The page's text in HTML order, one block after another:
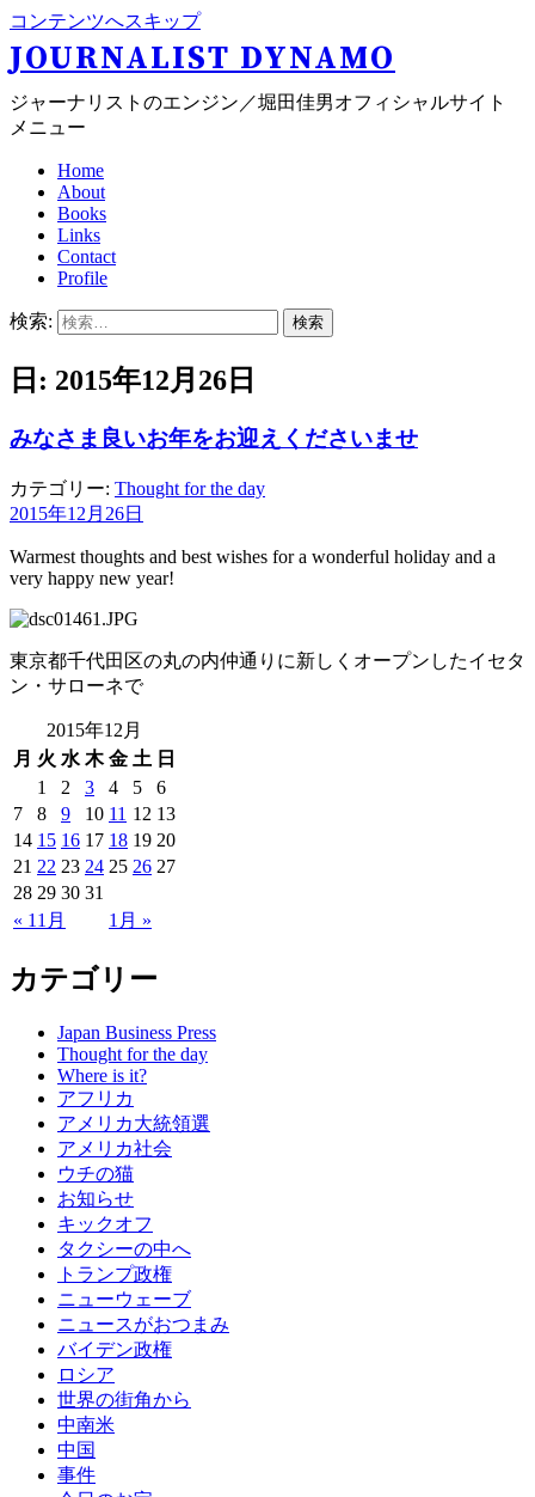
コンテンツへスキップ
JOURNALIST DYNAMO
ジャーナリストのエンジン／堀田佳男オフィシャルサイト
メニュー
Home
About
Books
Links
Contact
Profile
検索:
日: 2015年12月26日
みなさま良いお年をお迎えくださいませ
カテゴリー: Thought for the day
2015年12月26日
Warmest thoughts and best wishes for a wonderful holiday and a
very happy new year!
東京都千代田区の丸の内仲通りに新しくオープンしたイセタ
ン・サローネで
2015年12月
月 火 水 木 金 土 日
« 11月 1月 »
1 2 3 4 5
6
7
8 9 10 11 12 13
14 15 16 17 18 19 20
21 22 23 24 25 26 27
28 29 30 31
カテゴリー
Japan Business Press
Thought for the day
Where is it?
アフリカ
アメリカ大統領選
アメリカ社会
ウチの猫
お知らせ
キックオフ
タクシーの中へ
トランプ政権
ニューウェーブ
ニュースがおつまみ
バイデン政権
ロシア
世界の街角から
中南米
中国
事件